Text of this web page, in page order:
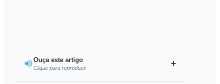
Ouça este artigo
Clique para reproduzir